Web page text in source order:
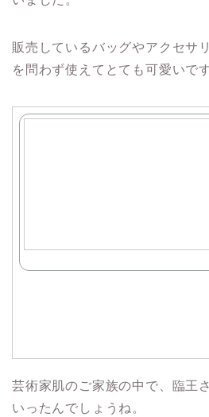
販売しているバッグやアクセサ
を問わず使えてとても可愛いです
芸術家肌のご家族の中で、臨王
いったんでしょうね。